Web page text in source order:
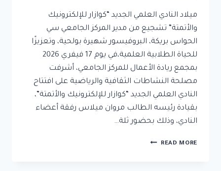
ميلاد النادي العلمي الجديد “كوازار للإلكترونيك
والأتمتة” تشجيع من مدير المركز الجامعي سي
الحواس بريكة، البروفيسور شهيرة بولحية، وتعزيزًا
للحياة الطلابية العلمية،في يوم 17 فيفري 2026
بمجمع ريادة الأعمال للمركز الجامعي، أشرفت
مصلحة النشاطات الثقافية والرياضية على افتتاح
النادي العلمي الجديد “كوازار للإلكترونيك والأتمتة”،
بقيادة رئيسه الطالب مروان ميلاس رفقة أعضاء
النادي، وذلك بحضور ثلة…
READ MORE